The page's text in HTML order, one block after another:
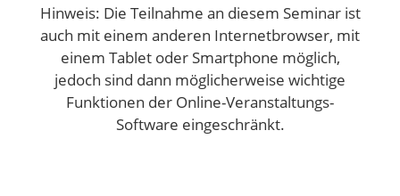
Hinweis: Die Teilnahme an diesem Seminar ist
auch mit einem anderen Internetbrowser, mit
einem Tablet oder Smartphone möglich,
jedoch sind dann möglicherweise wichtige
Funktionen der Online-Veranstaltungs-
Software eingeschränkt.